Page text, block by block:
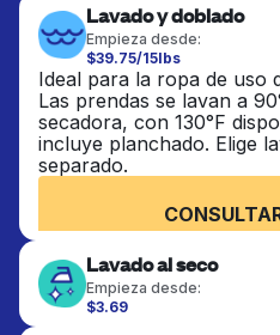
Lavado y doblado
Empieza desde:
$39.75/15lbs
Ideal para la ropa de uso
Las prendas se lavan a
secadora, con 130°F
incluye planchado. Elige
separado.
Lavado al seco
Empieza desde:
$3.69